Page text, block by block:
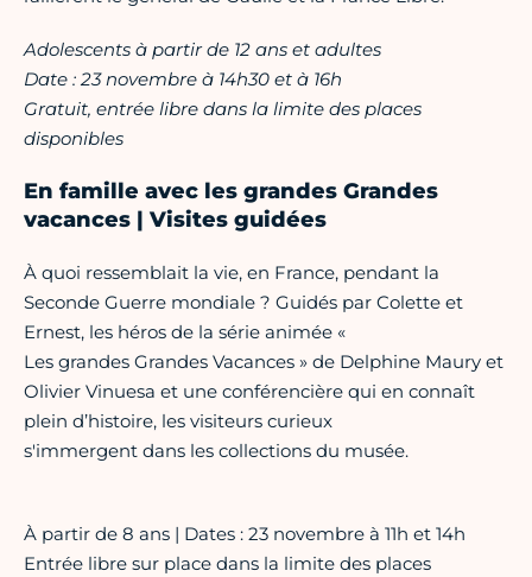
Adolescents à partir de 12 ans et adultes
Date : 23 novembre à 14h30 et à 16h
Gratuit, entrée libre dans la limite des places
disponibles
En famille avec les grandes Grandes
vacances | Visites guidées
À quoi ressemblait la vie, en France, pendant la
Seconde Guerre mondiale ? Guidés par Colette et
Ernest, les héros de la série animée «
Les grandes Grandes Vacances » de Delphine Maury et
Olivier Vinuesa et une conférencière qui en connaît
plein d’histoire, les visiteurs curieux
s'immergent dans les collections du musée.
À partir de 8 ans | Dates : 23 novembre à 11h et 14h
Entrée libre sur place dans la limite des places